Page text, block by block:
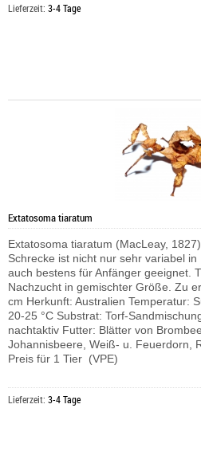
Lieferzeit: 3-4 Tage
Extatosoma tiaratum
Extatosoma tiaratum (MacLeay,
Schrecke ist nicht nur sehr variabel
auch bestens für Anfänger geeignet.
Nachzucht in gemischter Größe. Zu
cm Herkunft: Australien Temperatur:
20-25 °C Substrat: Torf-
nachtaktiv Futter: Blätter von
Johannisbeere, Weiß- u. Feuerdorn,
Preis für 1 Tier (VPE)
Lieferzeit: 3-4 Tage